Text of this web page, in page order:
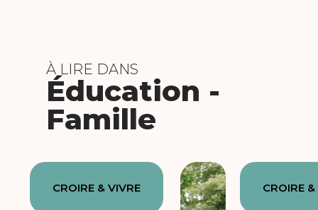
À LIRE DANS
Éducation -
Famille
CROIRE & VIVRE CROIRE